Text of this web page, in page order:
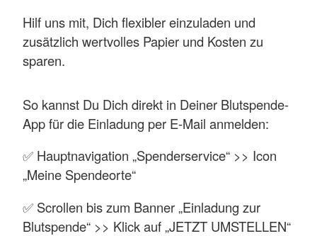
Hilf uns mit, Dich flexibler einzuladen und
zusätzlich wertvolles Papier und Kosten zu
sparen.
So kannst Du Dich direkt in Deiner Blutspende-
App für die Einladung per E-Mail anmelden:
✅ Hauptnavigation „Spenderservice“ >> Icon
„Meine Spendeorte“
✅ Scrollen bis zum Banner „Einladung zur
Blutspende“ >> Klick auf „JETZT UMSTELLEN“